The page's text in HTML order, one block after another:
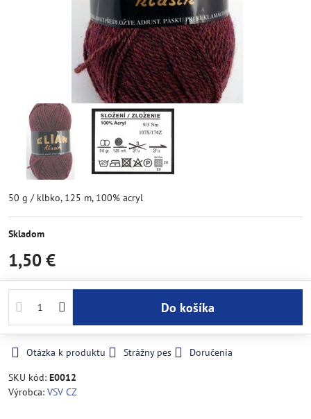
50 g / klbko, 125 m, 100% acryl
Skladom
1,50 €
Do košíka
Otázka k produktu Strážny pes
Doručenia
SKU kód: E0012
Výrobca: VSV CZ